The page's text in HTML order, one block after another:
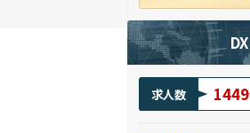
求人数 1449